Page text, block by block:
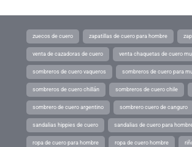
zuecos de cuero zapatillas de cuero para hombre
venta de cazadoras de cuero venta chaquetas de cuero
sombreros de cuero vaqueros sombreros de cuero para
sombreros de cuero chillán sombreros de cuero chile
sombrero de cuero argentino sombrero cuero de canguro
sandalias hippies de cuero sandalias de cuero para
ropa de cuero para hombre ropa de cuero hombre